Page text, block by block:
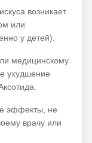
возникает
или
у детей).
медицинскому
ухудшение
эффекты, не
врачу или